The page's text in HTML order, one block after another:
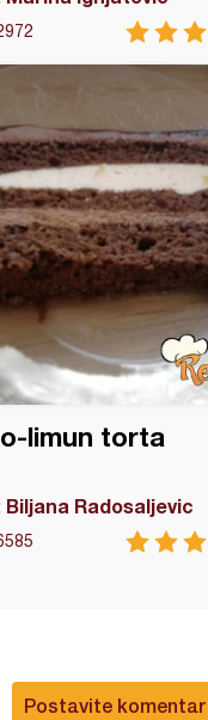
limun torta
Biljana Radosaljevic
Postavite komentar